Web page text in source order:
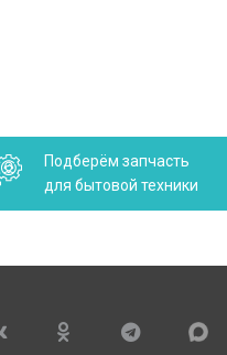
Подберём запчасть
для бытовой техники